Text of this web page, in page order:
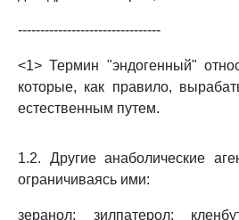
--------------------------------
<1> Термин "эндогенный"
которые, как правило,
естественным путем.
1.2. Другие анаболические
ограничиваясь ими:
зеранол; зилпатерол;